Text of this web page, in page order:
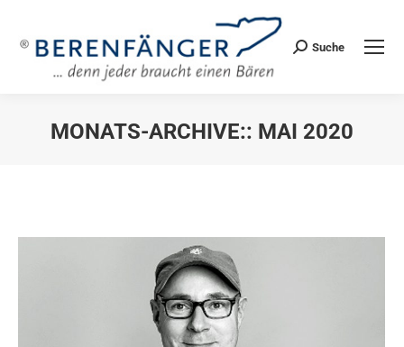
Search:
Suche
MONATS-ARCHIVE:: MAI 2020